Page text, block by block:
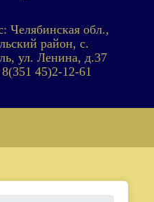
Челябинская обл.,
район, с.
ул. Ленина, д.37
8(351 45)2-12-61